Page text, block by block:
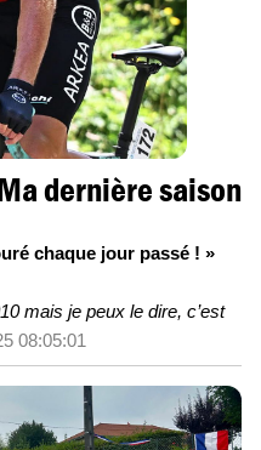
dernière saison
chaque jour passé ! »
mais je peux le dire, c’est
08:05:01